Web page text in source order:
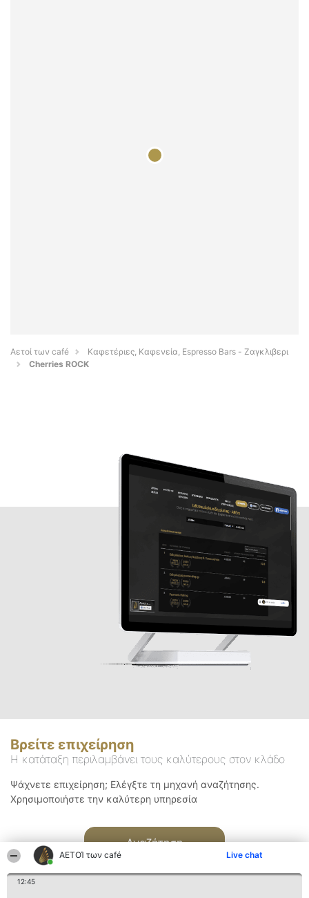
ΑΕΤΟΊ των café Live chat
12:45
Αετοί των café
Καφετέριες, Καφενεία, Espresso Bars - Ζαγκλιβερι
Cherries ROCK
Βρείτε επιχείρηση
Η κατάταξη περιλαμβάνει τους καλύτερους στον κλάδο
Ψάχνετε επιχείρηση; Ελέγξτε τη μηχανή αναζήτησης.
Χρησιμοποιήστε την καλύτερη υπηρεσία
Αναζήτηση